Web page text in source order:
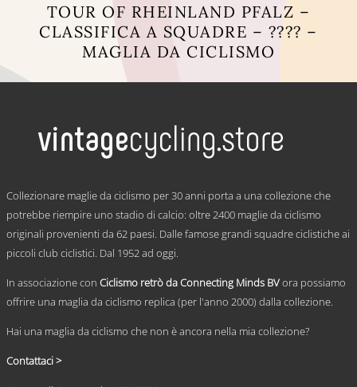
TOUR OF RHEINLAND PFALZ –
CLASSIFICA A SQUADRE – ???? –
MAGLIA DA CICLISMO
varianti.
opzioni
essere
nella
pagina
Collezionare maglie da ciclismo per 30 anni porta a una collezione che
potrebbe riempire uno stadio di calcio: oltre 2400 maglie da ciclismo
originali provenienti da 62 paesi. Dalle famose grandi squadre ciclistiche ai
piccoli club ciclistici. Dal 1952 ad oggi.
In associazione con Ciclismo retrò da Connecting Minds BVora possiamo
offrire una maglia da ciclismo replica (per l'anno 2000) dalla collezione.
Hai una maglia da ciclismo che non è ancora nella mia collezione?
Contattaci >